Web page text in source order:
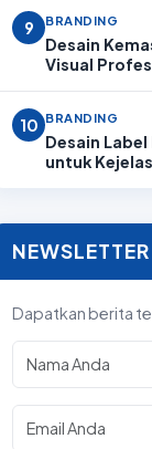
9 BRANDING
Desain
Visual
10 BRANDING
Desain
untuk
NEWSLETTER
Dapatkan berita